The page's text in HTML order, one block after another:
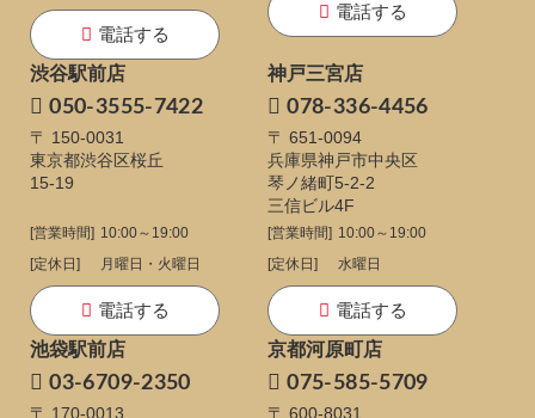
電話する
電話する
渋谷駅前店
050-3555-7422
〒 150-0031
東京都渋谷区桜丘
15-19
[営業時間] 10:00～19:00
[定休日]
月曜日・火曜日
電話する
神戸三宮店
078-336-4456
〒 651-0094
兵庫県神戸市中央区
琴ノ緒町5-2-2
三信ビル4F
[営業時間] 10:00～19:00
[定休日]
水曜日
電話する
池袋駅前店
03-6709-2350
〒 170-0013
京都河原町店
075-585-5709
〒 600-8031